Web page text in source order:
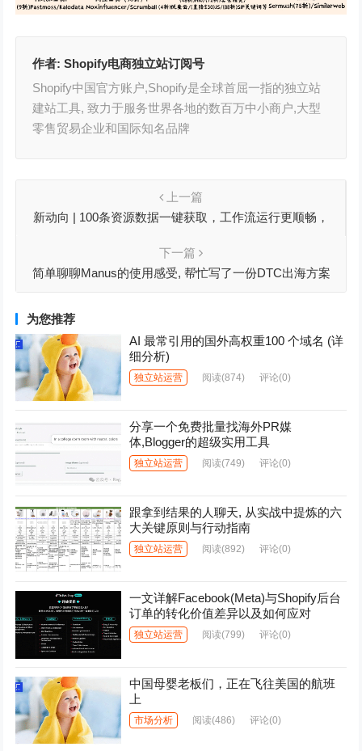
作者:Shopify电商独立站订阅号
Shopify中国官方账户,Shopify是全球首屈一指的独立站
建站工具, 致力于服务世界各地的数百万中小商户,大型
零售贸易企业和国际知名品牌
上一篇
新动向 | 100条资源数据一键获取，工作流运行更顺畅，
下一篇
简单聊聊Manus的使用感受, 帮忙写了一份DTC出海方案
为您推荐
AI 最常引用的国外高权重100 个域名 (详
细分析)
独立站运营 阅读(874) 评论(0)
分享一个免费批量找海外PR媒
体,Blogger的超级实用工具
独立站运营 阅读(749) 评论(0)
跟拿到结果的人聊天, 从实战中提炼的六
大关键原则与行动指南
独立站运营 阅读(892) 评论(0)
一文详解Facebook(Meta)与Shopify后台
订单的转化价值差异以及如何应对
独立站运营 阅读(799) 评论(0)
中国母婴老板们，正在飞往美国的航班
上
市场分析 阅读(486) 评论(0)